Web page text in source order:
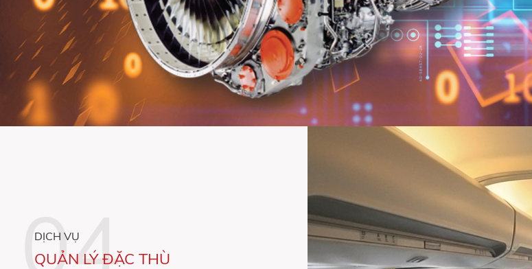
DỊCH VỤ
QUẢN LÝ ĐẶC THÙ